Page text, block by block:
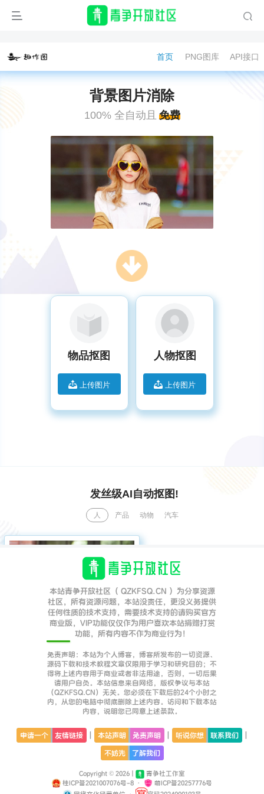
本站青争开放社区（ QZKFSQ.CN ）为分享资源
社区，所有资源问题，本站没责任，更没义务提供
任何性质的技术支持，需要技术支持的请购买官方
商业版，VIP功能仅仅作为用户喜欢本站捐赠打赏
功能，所有内容不作为商业行为！
免责声明：本站为个人博客，博客所发布的一切资源、
源码下载和技术教程文章仅限用于学习和研究目的；不
得将上述内容用于商业或者非法用途，否则，一切后果
请用户自负。本站信息来自网络，版权争议与本站
（QZKFSQ.CN）无关。您必须在下载后的24个小时之
内，从您的电脑中彻底删除上述内容。访问和下载本站
内容，说明您已同意上述条款。
申请一个 友情链接 本站声明 免责声明 听说你想 联系我们
不妨先 了解我们
Copyright © 2026 |
青争社工作室
桂ICP备2021007076号-8 ·
萌ICP备20257776号